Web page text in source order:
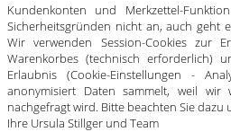
Kundenkonten und Merkzettel-
Sicherheitsgründen nicht an, auch geht
Wir verwenden Session-Cookies zur
Warenkorbes (technisch erforderlich)
Erlaubnis (Cookie-Einstellungen -
anonymisiert Daten sammelt, weil wir
nachgefragt wird. Bitte beachten Sie dazu
Ihre Ursula Stillger und Team